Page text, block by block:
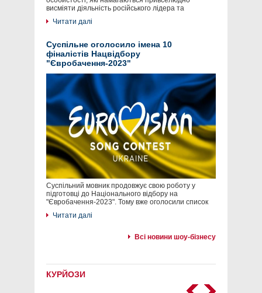
висміяти діяльність російського лідера та
Читати далі
Суспільне оголосило імена 10
фіналістів Нацвідбору
"Євробачення-2023"
Суспільний мовник продовжує свою роботу у
підготовці до Національного відбору на
"Євробачення-2023". Тому вже оголосили список
Читати далі
Всі новини шоу-бізнесу
КУРЙОЗИ